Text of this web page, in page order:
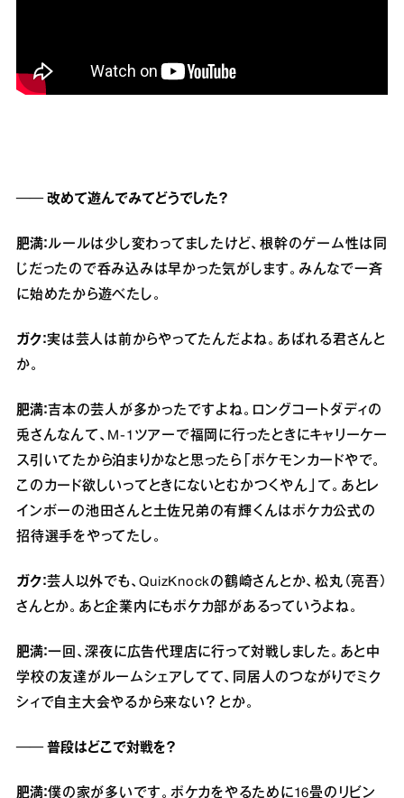
── 改めて遊んでみてどうでした？
肥満：ルールは少し変わってましたけど、根幹のゲーム性は同
じだったので呑み込みは早かった気がします。みんなで一斉
に始めたから遊べたし。
ガク：実は芸人は前からやってたんだよね。あばれる君さんと
か。
肥満： 吉本の芸人が多かったですよね。ロングコートダディの
兎さんなんて、M-1ツアーで福岡に行ったときにキャリーケー
ス引いてたから泊まりかなと思ったら「ポケモンカードやで。
このカード欲しいってときにないとむかつくやん」て。あとレ
インボーの池田さんと土佐兄弟の有輝くんはポケカ公式の
招待選手をやってたし。
ガク：芸人以外でも、QuizKnockの鶴崎さんとか、松丸（亮吾）
さんとか。あと企業内にもポケカ部があるっていうよね。
肥満：一回、深夜に広告代理店に行って対戦しました。あと中
学校の友達がルームシェアしてて、同居人のつながりでミク
シィで自主大会やるから来ない？ とか。
── 普段はどこで対戦を？
肥満：僕の家が多いです。ポケカをやるために16畳のリビン